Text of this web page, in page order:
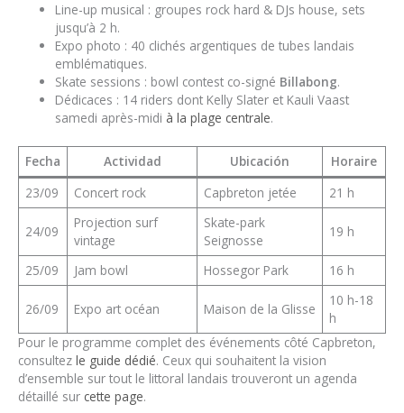
Line-up musical : groupes rock hard & DJs house, sets
jusqu’à 2 h.
Expo photo : 40 clichés argentiques de tubes landais
emblématiques.
Skate sessions : bowl contest co-signé Billabong.
Dédicaces : 14 riders dont Kelly Slater et Kauli Vaast
samedi après-midi à la plage centrale.
Fecha Actividad Ubicación
Horaire
23/09
Concert rock Capbreton jetée 21 h
24/09
Projection surf
vintage
Skate-park
Seignosse
19 h
25/09 Jam bowl Hossegor Park 16 h
26/09 Expo art océan Maison de la Glisse
10 h-18
h
Pour le programme complet des événements côté Capbreton,
consultez le guide dédié. Ceux qui souhaitent la vision
d’ensemble sur tout le littoral landais trouveront un agenda
détaillé sur cette page.